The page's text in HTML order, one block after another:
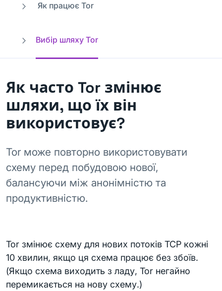
Як працює Tor
Вибір шляху Tor
Як часто Tor змінює
шляхи, що їх він
використовує?
Tor може повторно використовувати
схему перед побудовою нової,
балансуючи між анонімністю та
продуктивністю.
Tor змінює схему для нових потоків TCP кожні
10 хвилин, якщо ця схема працює без збоїв.
(Якщо схема виходить з ладу, Tor негайно
перемикається на нову схему.)